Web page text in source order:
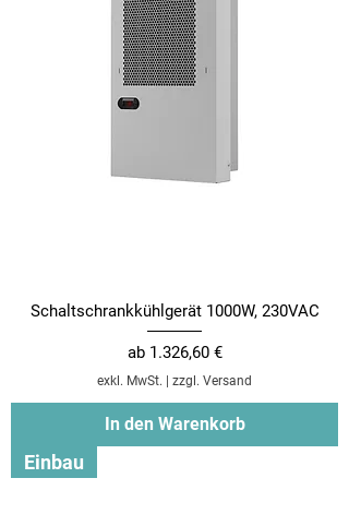
Schaltschrankkühlgerät 1000W, 230VAC
ab 1.326,60 €
Sale-Preis
exkl. MwSt. | zzgl. Versand
In den Warenkorb
Einbau